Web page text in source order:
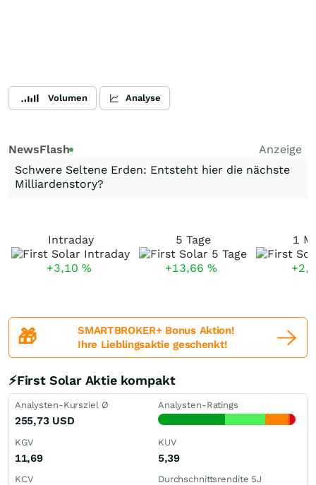
Volumen Analyse
NewsFlash
Anzeige
Schwere Seltene Erden: Entsteht hier die nächste
Milliardenstory?
Intraday
+3,10 %
5 Tage
+13,66 %
1
🎁
SMARTBROKER+ Bonus Aktion!
Ihre Lieblingsaktie geschenkt!
⚡First Solar Aktie kompakt
Analysten-Kursziel Ø
255,73 USD
Analysten-Ratings
KGV
11,69
KUV
5,39
KCV Durchschnittsrendite 5J